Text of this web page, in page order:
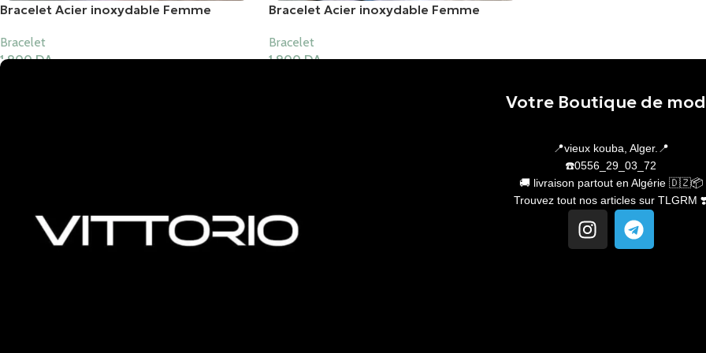
Bracelet Acier inoxydable Femme
Bracelet
1,900DA
Bracelet Acier inoxydable Femme
Bracelet
1,900DA
Votre Boutique de
📍vieux kouba, Alger.📍
☎️0556_29_03_72
🚚 livraison partout en Algérie 🇩🇿📦
Trouvez tout nos articles sur TLGRM